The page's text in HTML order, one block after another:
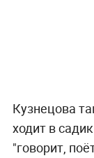
Кузнецова
ходит в
"говорит,